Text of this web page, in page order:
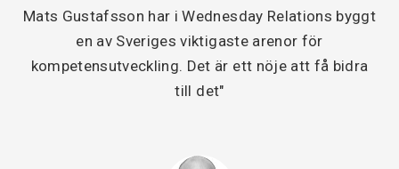
Mats Gustafsson har i Wednesday Relations byggt
en av Sveriges viktigaste arenor för
kompetensutveckling. Det är ett nöje att få bidra
till det"